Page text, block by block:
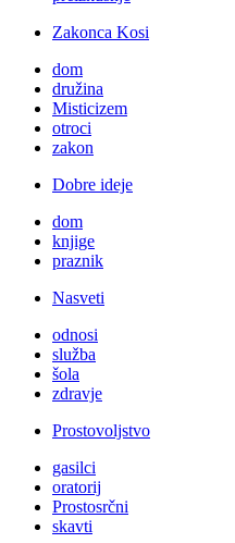
Zakonca Kosi
dom
družina
Misticizem
otroci
zakon
Dobre ideje
dom
knjige
praznik
Nasveti
odnosi
služba
šola
zdravje
Prostovoljstvo
gasilci
oratorij
Prostosrčni
skavti